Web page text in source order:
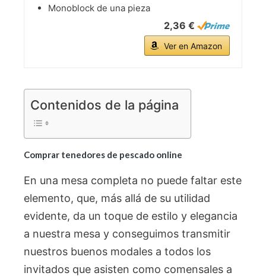
Monoblock de una pieza
2,36 €
Ver en Amazon
Contenidos de la página
Comprar tenedores de pescado online
En una mesa completa no puede faltar este
elemento, que, más allá de su utilidad
evidente, da un toque de estilo y elegancia
a nuestra mesa y conseguimos transmitir
nuestros buenos modales a todos los
invitados que asisten como comensales a